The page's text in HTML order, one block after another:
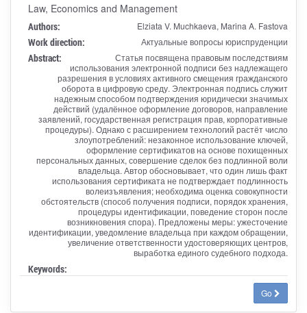
Law, Economics and Management
Authors: Elziata V. Muchkaeva, Marina A. Fastova
Work direction: Актуальные вопросы юриспруденции
Abstract:
Статья посвящена правовым последствиям
использования электронной подписи без надлежащего
разрешения в условиях активного смещения гражданского
оборота в цифровую среду. Электронная подпись служит
надежным способом подтверждения юридически значимых
действий (удалённое оформление договоров, направление
заявлений, государственная регистрация прав, корпоративные
процедуры). Однако с расширением технологий растёт число
злоупотреблений: незаконное использование ключей,
оформление сертификатов на основе похищенных
персональных данных, совершение сделок без подлинной воли
владельца. Автор обосновывает, что один лишь факт
использования сертификата не подтверждает подлинность
волеизъявления; необходима оценка совокупности
обстоятельств (способ получения подписи, порядок хранения,
процедуры идентификации, поведение сторон после
возникновения спора). Предложены меры: ужесточение
идентификации, уведомление владельца при каждом обращении,
увеличение ответственности удостоверяющих центров,
выработка единого судебного подхода.
Keywords:
Go